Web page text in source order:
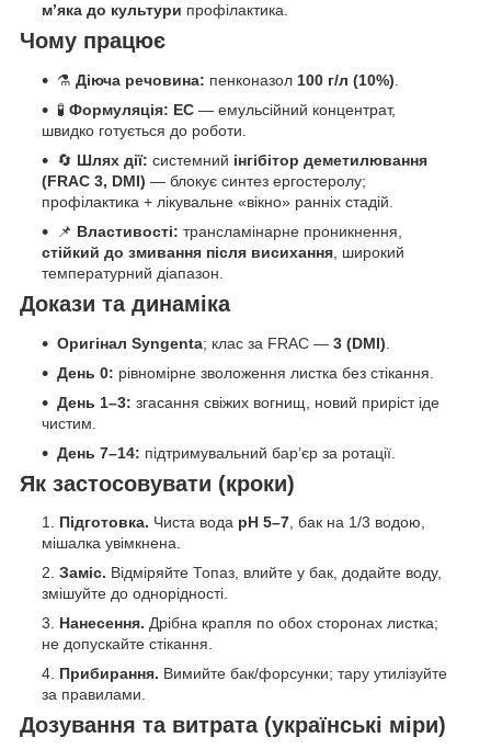
м’яка до культури профілактика.
Чому працює
⚗️ Діюча речовина: пенконазол 100 г/л (10%)
🧪 Формуляція: EC — емульсійний концентрат,
швидко готується до роботи.
🔄 Шлях дії: системний інгібітор деметилювання
(FRAC 3, DMI) — блокує синтез ергостеролу;
профілактика + лікувальне «вікно» ранніх стадій.
📌 Властивості: трансламінарне проникнення,
стійкий до змивання після висихання , широкий
температурний діапазон.
Докази та динаміка
Оригінал Syngenta; клас за FRAC — 3 (DMI)
День 0: рівномірне зволоження листка без стікання.
День 1–3: згасання свіжих вогнищ, новий приріст іде
чистим.
День 7–14: підтримувальний бар’єр за ротації.
Як застосовувати (кроки)
Підготовка. Чиста вода pH 5–7, бак на 1/3 водою,
мішалка увімкнена.
Заміс. Відміряйте Топаз, влийте у бак, додайте воду,
змішуйте до однорідності.
Нанесення. Дрібна крапля по обох сторонах листка;
не допускайте стікання.
Прибирання. Вимийте бак/форсунки; тару утилізуйте
за правилами.
Дозування та витрата (українські міри)